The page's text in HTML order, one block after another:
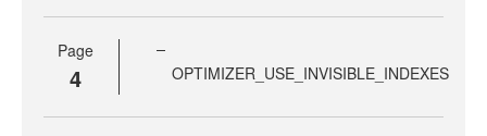
Page
4 OPTIMIZER_USE_INVISIBLE_INDEXES